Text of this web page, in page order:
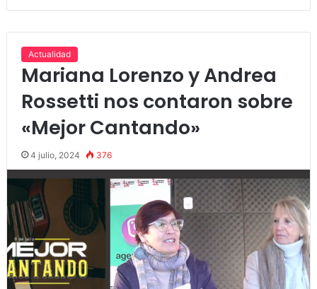
Actualidad
Mariana Lorenzo y Andrea
Rossetti nos contaron sobre
«Mejor Cantando»
4 julio, 2024 376